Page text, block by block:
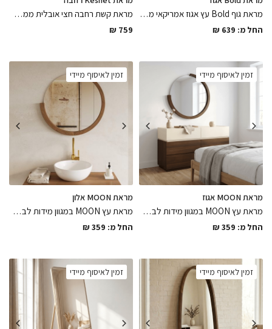
מראת גוף Bold עץ אגוז אמריקאי ממסגרת עבה עם נוכחות צבועה בלכה מט בתנור במגוון מידות לבחירה
החל מ: ₪ 639
מראת קשת רחבה חצי אובלית ממסגרת מתכת דקיקה צבועה בתנור בשחור מט בגימורים מושלמים
₪ 759
זמין לאיסוף מיידי
מראת MOON אגוז
מראת עץ MOON במגוון מידות לבחירה בגוון אגוז אמריקאי בעיצוב מסגרת מעץ בשילוב פריימלס, המראה שתסגור את הפינה באלגנטיות
החל מ: ₪ 359
זמין לאיסוף מיידי
מראת MOON אלון
מראת עץ MOON במגוון מידות לבחירה בגוון אלון בגימור לכה מט בעיצוב מסגרת מעץ בשילוב פריימלס, הפיס שיהיה השואו של החלל
החל מ: ₪ 359
זמין לאיסוף מיידי זמין לאיסוף מיידי